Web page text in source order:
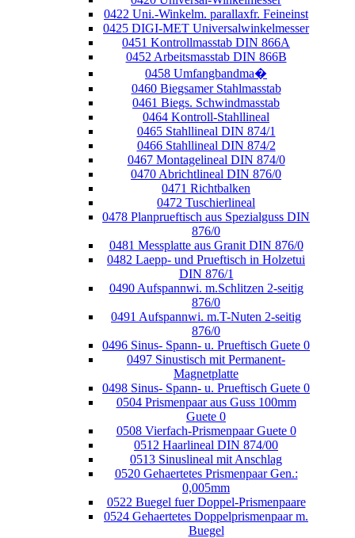
0422 Uni.-Winkelm. parallaxfr. Feineinst
0425 DIGI-MET Universalwinkelmesser
0451 Kontrollmasstab DIN 866A
0452 Arbeitsmasstab DIN 866B
0458 Umfangbandma�
0460 Biegsamer Stahlmasstab
0461 Biegs. Schwindmasstab
0464 Kontroll-Stahllineal
0465 Stahllineal DIN 874/1
0466 Stahllineal DIN 874/2
0467 Montagelineal DIN 874/0
0470 Abrichtlineal DIN 876/0
0471 Richtbalken
0472 Tuschierlineal
0478 Planprueftisch aus Spezialguss DIN
876/0
0481 Messplatte aus Granit DIN 876/0
0482 Laepp- und Prueftisch in Holzetui
DIN 876/1
0490 Aufspannwi. m.Schlitzen 2-seitig
876/0
0491 Aufspannwi. m.T-Nuten 2-seitig
876/0
0496 Sinus- Spann- u. Prueftisch Guete 0
0497 Sinustisch mit Permanent-
Magnetplatte
0498 Sinus- Spann- u. Prueftisch Guete 0
0504 Prismenpaar aus Guss 100mm
Guete 0
0508 Vierfach-Prismenpaar Guete 0
0512 Haarlineal DIN 874/00
0513 Sinuslineal mit Anschlag
0520 Gehaertetes Prismenpaar Gen.:
0,005mm
0522 Buegel fuer Doppel-Prismenpaare
0524 Gehaertetes Doppelprismenpaar m.
Buegel